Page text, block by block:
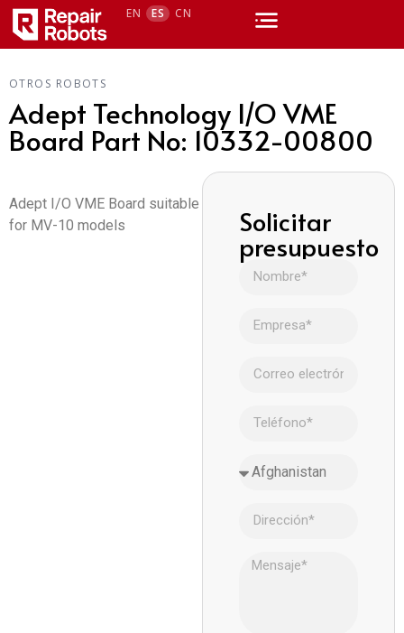
EN ES CN
OTROS ROBOTS
Adept Technology I/O VME
Board Part No: 10332-00800
Adept I/O VME Board suitable
for MV-10 models
Solicitar
presupuesto